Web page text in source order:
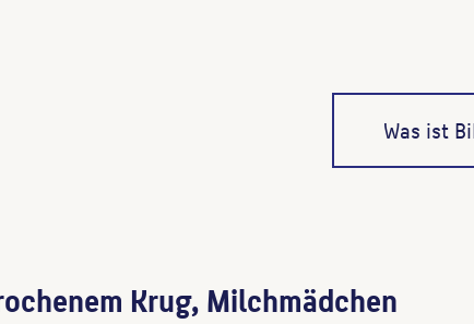
Was ist
Krug, Milchmädchen